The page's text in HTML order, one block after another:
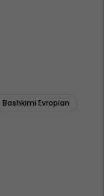
Bashkimi Evropian